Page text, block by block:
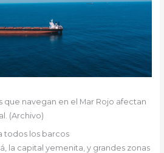
que navegan en el Mar Rojo afectan
(Archivo)
todos los barcos
la capital yemenita, y grandes zonas